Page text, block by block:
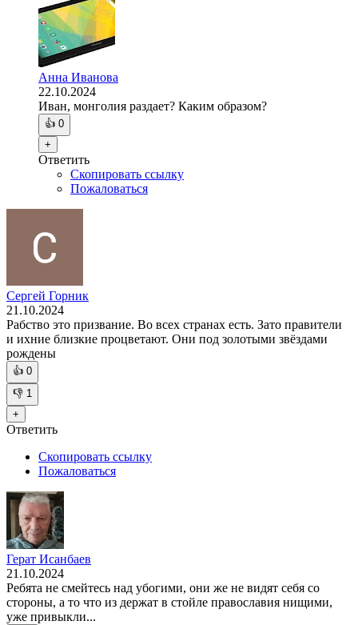
Анна Иванова
22.10.2024
Иван, монголия раздает? Каким образом?
👍 0
+
Ответить
Скопировать ссылку
Пожаловаться
Сергей Горник
21.10.2024
Рабство это призвание. Во всех странах есть. Зато правители
и ихние близкие процветают. Они под золотыми звёздами
рождены
👍 0
👎 1
+
Ответить
Скопировать ссылку
Пожаловаться
Герат Исанбаев
21.10.2024
Ребята не смейтесь над убогими, они же не видят себя со
стороны, а то что из держат в стойле православия нищими,
уже привыкли...